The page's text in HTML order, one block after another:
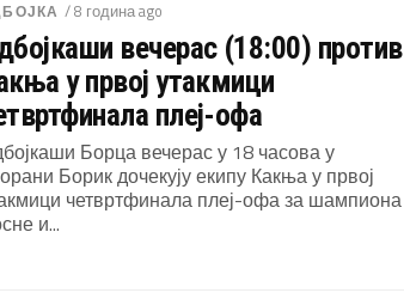
/ 8 година ago
вечерас (18:00) против
у првој утакмици
плеј-офа
Борца вечерас у 18 часова у
Борик дочекују екипу Какња у првој
четвртфинала плеј-офа за шампиона
и...